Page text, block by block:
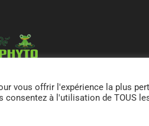
Mairie d’Évran |
vous offrir l'expérience la plus
consentez à l'utilisation de TOUS